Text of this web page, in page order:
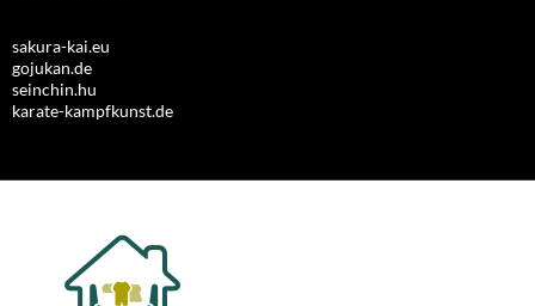
sakura-kai.eu
gojukan.de
seinchin.hu
karate-kampfkunst.de